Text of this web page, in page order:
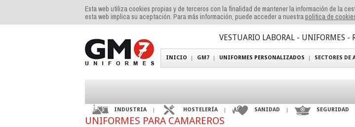
Esta web utiliza cookies propias y de terceros con la finalidad de mantener la información de la
esta web implica su aceptación. Para más información, puede acceder a nuestrapolitica de
VESTUARIO LABORAL - UNIFORMES -
INICIO GM7 UNIFORMES PERSONALIZADOS SECTORES
INDUSTRIA HOSTELERÍA SANIDAD SEGURIDAD
UNIFORMES PARA CAMAREROS